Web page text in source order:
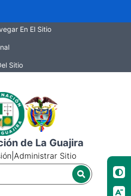
En El Sitio
Sitio
de La Guajira
Administrar Sitio